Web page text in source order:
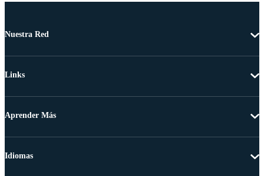
Nuestra Red
Links
Aprender Más
Idiomas